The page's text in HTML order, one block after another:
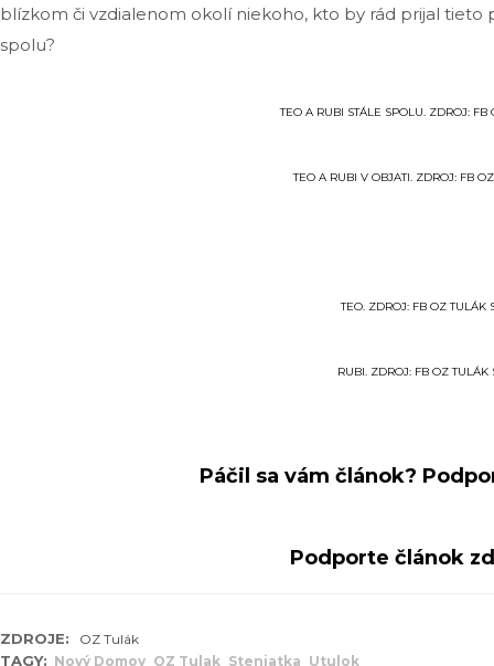
blízkom či vzdialenom okolí niekoho, kto by rád prijal tieto
spolu?
TEO A RUBI STÁLE SPOLU. ZDROJ: FB
TEO A RUBI V OBJATI. ZDROJ: FB
TEO. ZDROJ: FB OZ TULÁK
RUBI. ZDROJ: FB OZ TULÁK
Páčil sa vám článok?
Podporte článok
ZDROJE: OZ Tulák
TAGY: Nový Domov OZ Tulak Steniatka Utulok